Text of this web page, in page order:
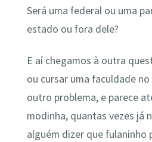
Será uma federal ou uma
estado ou fora dele?
E aí chegamos à outra
ou cursar uma faculdade
outro problema, e parece
modinha, quantas vezes já
alguém dizer que fulaninho